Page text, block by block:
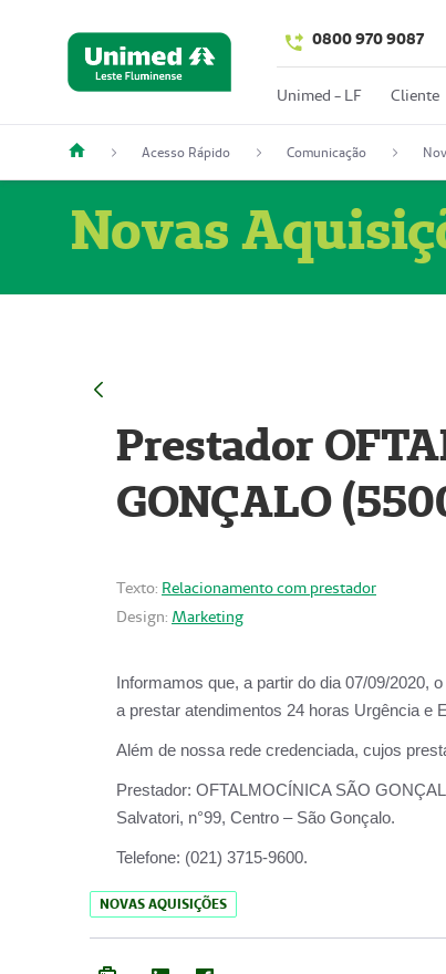
0800 970 9087
Unimed - LF Cliente
Acesso Rápido Comunicação
Novas
Prestador
GONÇALO
Texto: Relacionamento com prestador
Design: Marketing
Informamos que, a partir do dia 07/09/2020, o
a prestar atendimentos 24 horas Urgência e
Além de nossa rede credenciada, cujos
Prestador:
Salvatori, n°99, Centro – São Gonçalo.
Telefone: (021) 3715-9600.
NOVAS AQUISIÇÕES